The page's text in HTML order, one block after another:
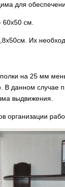
для
60х50 см.
Их
на 25 мм
данном случае
выдвижения.
организации